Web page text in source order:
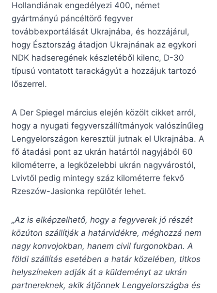
Hollandiának engedélyezi 400, német
gyártmányú páncéltörő fegyver
továbbexportálását Ukrajnába, és hozzájárul,
hogy Észtország átadjon Ukrajnának az egykori
NDK hadseregének készletéből kilenc, D-30
típusú vontatott tarackágyút a hozzájuk tartozó
lőszerrel.
A Der Spiegel március elején közölt cikket arról,
hogy a nyugati fegyverszállítmányok valószínűleg
Lengyelországon keresztül jutnak el Ukrajnába. A
fő átadási pont az ukrán határtól nagyjából 60
kilométerre, a legközelebbi ukrán nagyvárostól,
Lvivtől pedig mintegy száz kilométerre fekvő
Rzeszów-Jasionka repülőtér lehet.
„Az is elképzelhető, hogy a fegyverek jó részét
közúton szállítják a határvidékre, méghozzá nem
nagy konvojokban, hanem civil furgonokban. A
földi szállítás esetében a határ közelében, titkos
helyszíneken adják át a küldeményt az ukrán
partnereknek, akik átjönnek Lengyelországba és